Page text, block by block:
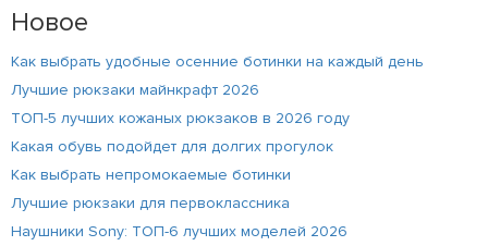
Новое
Как выбрать удобные осенние ботинки на каждый день
Лучшие рюкзаки майнкрафт 2026
ТОП-5 лучших кожаных рюкзаков в 2026 году
Какая обувь подойдет для долгих прогулок
Как выбрать непромокаемые ботинки
Лучшие рюкзаки для первоклассника
Наушники Sony: ТОП-6 лучших моделей 2026